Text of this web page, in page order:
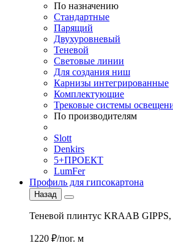
По назначению
Стандартные
Парящий
Двухуровневый
Теневой
Световые линии
Для создания ниш
Карнизы интегрированные
Комплектующие
Трековые системы
По производителям
Slott
Denkirs
5+ПРОЕКТ
LumFer
Профиль для гипсокартона
Назад
Теневой плинтус KRAAB
1220 ₽/пог. м